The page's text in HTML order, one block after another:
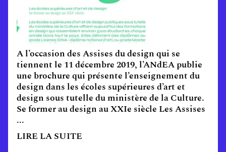
A l’occasion des Assises du design qui se
tiennent le 11 décembre 2019, l’ANdEA publie
une brochure qui présente l’enseignement du
design dans les écoles supérieures d’art et
design sous tutelle du ministère de la Culture.
Se former au design au XXIe siècle Les Assises
...
LIRE LA SUITE